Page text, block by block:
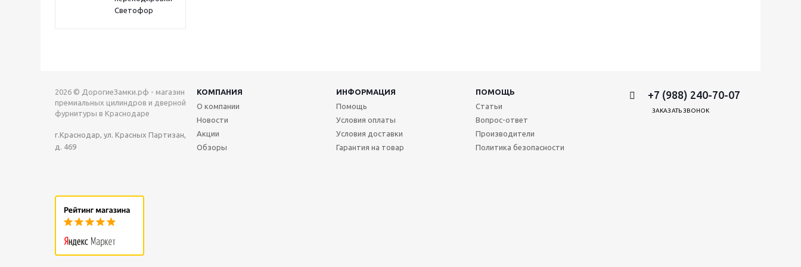
Светофор
2026 © ДорогиеЗамки.рф - магазин
премиальных цилиндров и дверной
фурнитуры в Краснодаре
г.Краснодар, ул. Красных Партизан,
д. 469
КОМПАНИЯ ИНФОРМАЦИЯ
ПОМОЩЬ
О компании
Новости
Акции
Обзоры
Помощь
Условия оплаты
Условия доставки
Гарантия на товар
Статьи
Вопрос-ответ
Производители
Политика безопасности
+7 (988) 240-70-07
ЗАКАЗАТЬ ЗВОНОК